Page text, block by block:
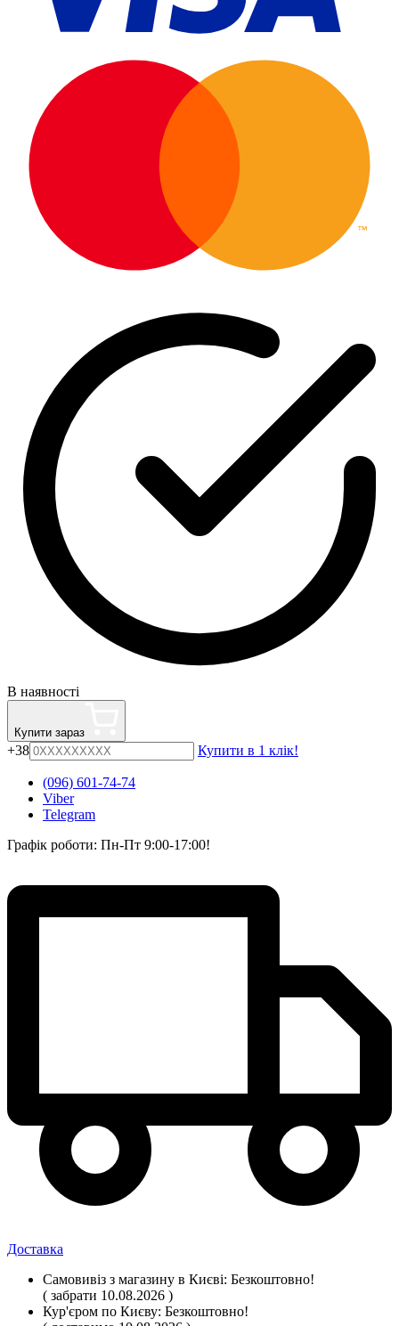
В наявності
Купити зараз
+38 Купити в 1 клік!
(096) 601-74-74
Viber
Telegram
Графік роботи: Пн-Пт 9:00-17:00!
Доставка
Самовивіз з магазину в Києві: Безкоштовно!
( забрати 10.08.2026 )
Кур'єром по Києву: Безкоштовно!